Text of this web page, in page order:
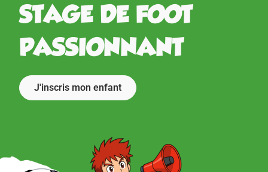
STAGE DE FOOT
INOUBLIABLE
J'inscris mon enfant